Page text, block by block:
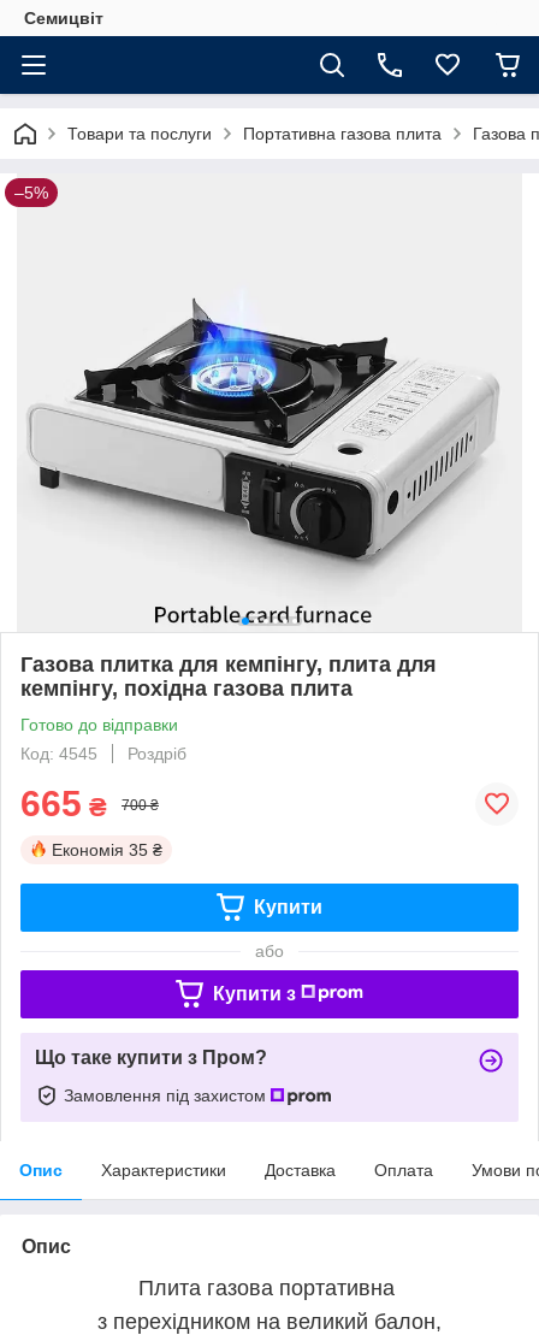
Семицвіт
Товари та послуги Портативна газова плита Газова
–5%
Газова плитка для кемпінгу, плита для
кемпінгу, похідна газова плита
Готово до відправки
Код: 4545
Роздріб
665 ₴ 700 ₴
Економія 35 ₴
Купити
або
Купити з
Що таке купити з Пром?
Замовлення під захистом
Опис Характеристики Доставка Оплата Умови
Опис
Плита газова портативна
з перехідником на великий балон,